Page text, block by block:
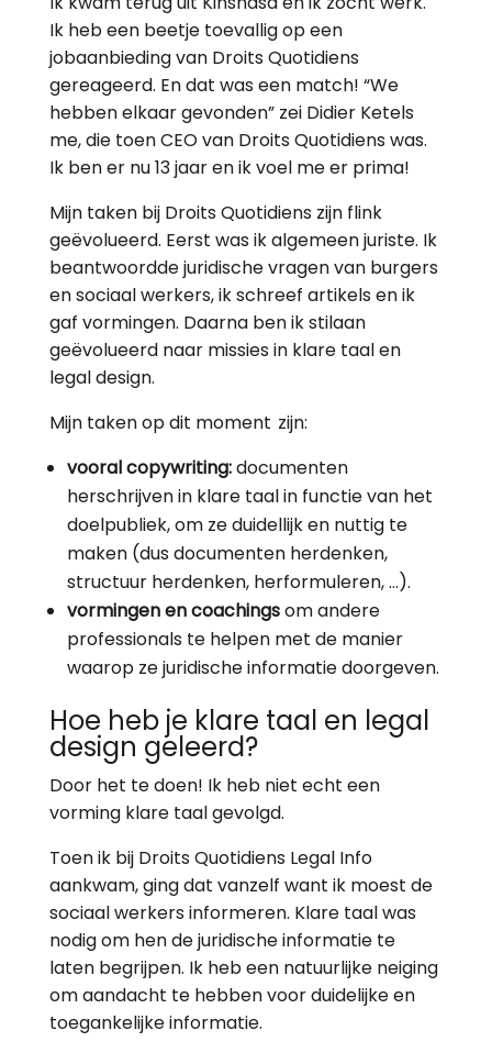
Ik heb een beetje toevallig op een
jobaanbieding van Droits Quotidiens
gereageerd. En dat was een match! “We
hebben elkaar gevonden” zei Didier Ketels
me, die toen CEO van Droits Quotidiens was.
Ik ben er nu 13 jaar en ik voel me er prima!
Mijn taken bij Droits Quotidiens zijn flink
geëvolueerd. Eerst was ik algemeen juriste. Ik
beantwoordde juridische vragen van burgers
en sociaal werkers, ik schreef artikels en ik
gaf vormingen. Daarna ben ik stilaan
geëvolueerd naar missies in klare taal en
legal design.
Mijn taken op dit moment zijn:
vooral copywriting:documenten
herschrijven in klare taal in functie van het
doelpubliek, om ze duidellijk en nuttig te
maken (dus documenten herdenken,
structuur herdenken, herformuleren, …).
vormingen en coachingsom andere
professionals te helpen met de manier
waarop ze juridische informatie doorgeven.
Hoe heb je klare taal en legal
design geleerd?
Door het te doen! Ik heb niet echt een
vorming klare taal gevolgd.
Toen ik bij Droits Quotidiens Legal Info
aankwam, ging dat vanzelf want ik moest de
sociaal werkers informeren. Klare taal was
nodig om hen de juridische informatie te
laten begrijpen. Ik heb een natuurlijke neiging
om aandacht te hebben voor duidelijke en
toegankelijke informatie.